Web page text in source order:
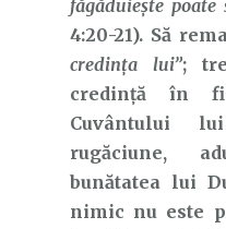
făgăduiește poate
4:20-21). Să
credința lui”;
credință în
Cuvântului
rugăciune,
bunătatea lui
nimic nu este